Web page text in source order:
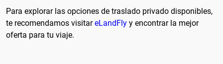
Para explorar las opciones de traslado privado disponibles,
te recomendamos visitareLandFly y encontrar la mejor
oferta para tu viaje.